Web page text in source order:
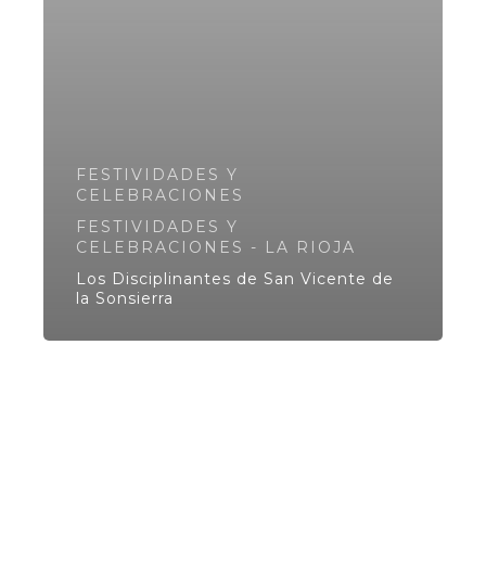
FESTIVIDADES Y
CELEBRACIONES
FESTIVIDADES Y
CELEBRACIONES - LA RIOJA
Los Disciplinantes de San Vicente de
la Sonsierra